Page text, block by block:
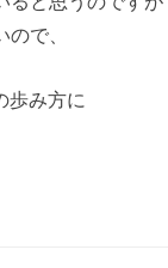
で、
歩み方に